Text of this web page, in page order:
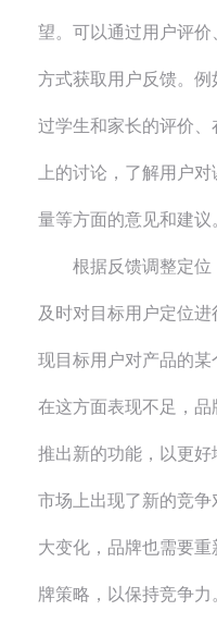
望。可以通过用户评
方式获取用户反馈。
过学生和家长的评价
上的讨论，了解用户
量等方面的意见和建议
根据反馈调整定位
及时对目标用户定位
现目标用户对产品的
在这方面表现不足，
推出新的功能，以更
市场上出现了新的竞
大变化，品牌也需要
牌策略，以保持竞争力